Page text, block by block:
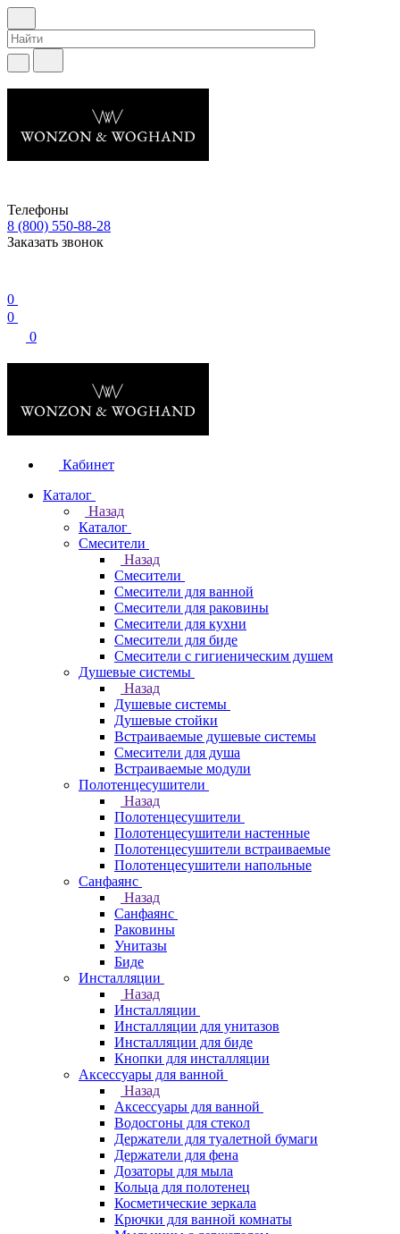
Телефоны
8 (800) 550-88-28
Заказать звонок
0
0
0
Кабинет
Каталог
Назад
Каталог
Смесители
Назад
Смесители
Смесители для ванной
Смесители для раковины
Смесители для кухни
Смесители для биде
Смесители с гигиеническим душем
Душевые системы
Назад
Душевые системы
Душевые стойки
Встраиваемые душевые системы
Смесители для душа
Встраиваемые модули
Полотенцесушители
Назад
Полотенцесушители
Полотенцесушители настенные
Полотенцесушители встраиваемые
Полотенцесушители напольные
Санфаянс
Назад
Санфаянс
Раковины
Унитазы
Биде
Инсталляции
Назад
Инсталляции
Инсталляции для унитазов
Инсталляции для биде
Кнопки для инсталляции
Аксессуары для ванной
Назад
Аксессуары для ванной
Водосгоны для стекол
Держатели для туалетной бумаги
Держатели для фена
Дозаторы для мыла
Кольца для полотенец
Косметические зеркала
Крючки для ванной комнаты